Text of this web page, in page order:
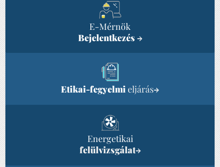
E-Mérnök
Bejelentkezés →
Etikai-fegyelmieljárás→
Energetikai
felülvizsgálat→